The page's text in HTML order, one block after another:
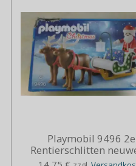
Playmobil 9496
Rentierschlitten